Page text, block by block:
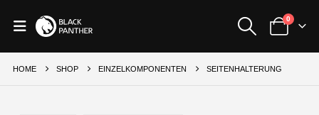
0
HOME SHOP EINZELKOMPONENTEN SEITENHALTERUNG